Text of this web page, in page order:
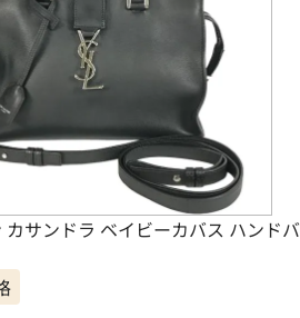
カサンドラ ベイビーカバス ハンドバ